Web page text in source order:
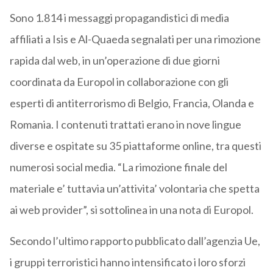
Sono 1.814 i messaggi propagandistici di media
affiliati a Isis e Al-Quaeda segnalati per una rimozione
rapida dal web, in un’operazione di due giorni
coordinata da Europol in collaborazione con gli
esperti di antiterrorismo di Belgio, Francia, Olanda e
Romania. I contenuti trattati erano in nove lingue
diverse e ospitate su 35 piattaforme online, tra questi
numerosi social media. “La rimozione finale del
materiale e’ tuttavia un’attivita’ volontaria che spetta
ai web provider”, si sottolinea in una nota di Europol.
Secondo l’ultimo rapporto pubblicato dall’agenzia Ue,
i gruppi terroristici hanno intensificato i loro sforzi